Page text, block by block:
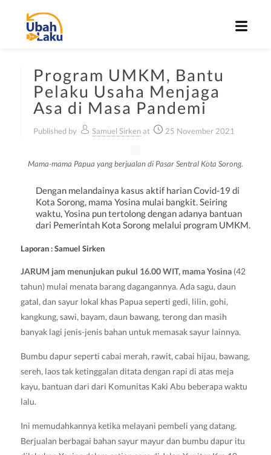
Program UMKM, Bantu
Pelaku Usaha Menjaga
Asa di Masa Pandemi
Published by Samuel Sirken at 25 November 2021
Mama-mama Papua yang berjualan di Pasar Sentral Kota Sorong.
Dengan melandainya kasus aktif harian Covid-19 di
Kota Sorong, mama Yosina mulai bangkit. Seiring
waktu, Yosina pun tertolong dengan adanya bantuan
dari Pemerintah Kota Sorong melalui program UMKM.
Laporan : Samuel Sirken
JARUM jam menunjukan pukul 16.00 WIT, mama Yosina(42
tahun) mulai menata barang dagangannya. Ada sagu, daun
gatal, dan sayur lokal khas Papua seperti gedi, lilin, gohi,
kangkung, sawi, bayam, daun bawang, terong dan masih
banyak lagi jenis-jenis bahan untuk memasak sayur lainnya.
Bumbu dapur seperti cabai merah, rawit, cabai hijau, bawang,
sereh, laos tak ketinggalan ditata dengan rapi di atas meja
kayu, bantuan dari dari Komunitas Kaki Abu beberapa waktu
lalu.
Ini memudahkannya ketika melayani pembeli yang datang.
Berjualan berbagai bahan sayur mayur dan bumbu dapur itu